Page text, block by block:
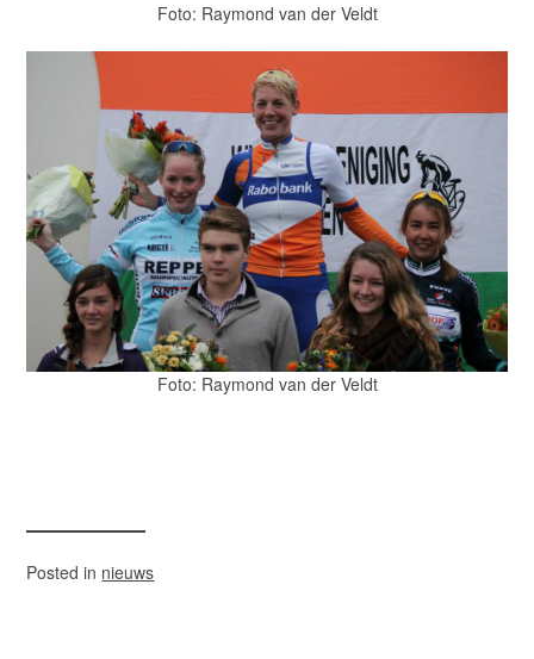
Foto: Raymond van der Veldt
Foto: Raymond van der Veldt
Posted in nieuws